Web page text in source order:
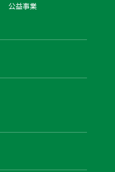
公益事業